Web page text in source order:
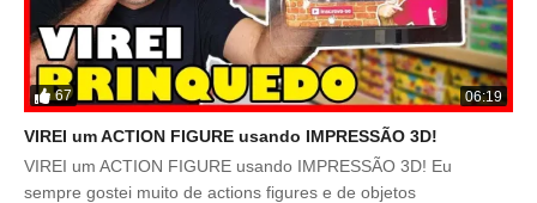
67 06:19
VIREI um ACTION FIGURE usando IMPRESSÃO 3D!
VIREI um ACTION FIGURE usando IMPRESSÃO 3D! Eu
sempre gostei muito de actions figures e de objetos